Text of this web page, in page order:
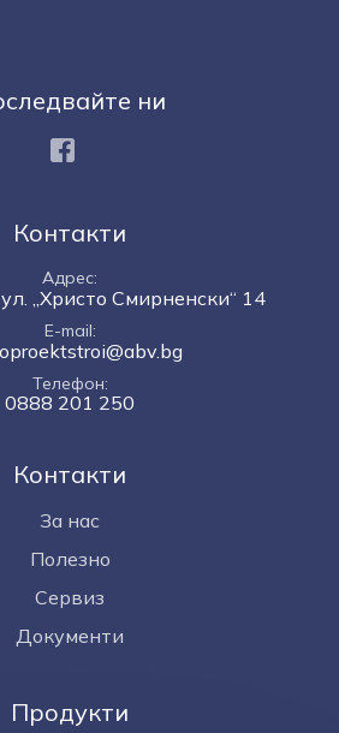
Контакти
За нас
Полезно
Сервиз
Документи
Продукти
Контакти
Адрес
„Христо Смирненски“ 14
E-mail
Телефон
0888 201 250
ни